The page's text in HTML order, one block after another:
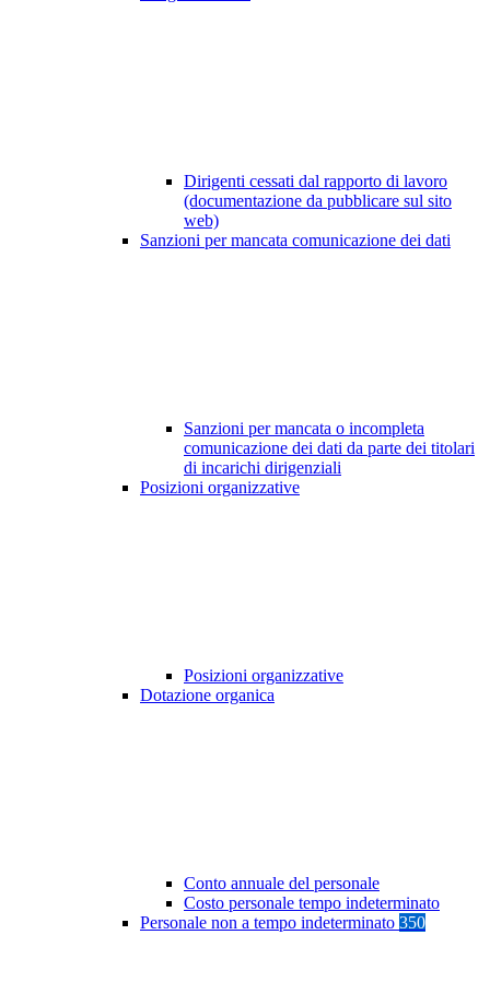
Dirigenti cessati dal rapporto di lavoro
(documentazione da pubblicare sul sito
web)
Sanzioni per mancata comunicazione dei dati
Sanzioni per mancata o incompleta
comunicazione dei dati da parte dei titolari
di incarichi dirigenziali
Posizioni organizzative
Posizioni organizzative
Dotazione organica
Conto annuale del personale
Costo personale tempo indeterminato
Personale non a tempo indeterminato 350